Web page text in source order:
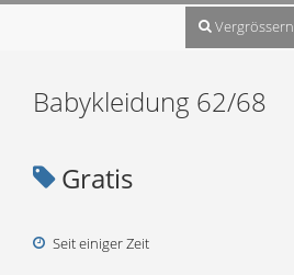
Vergrössern
Babykleidung 62/68
Gratis
Seit einiger Zeit